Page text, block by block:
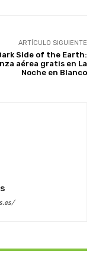
ARTÍCULO SIGUIENTE
Side of the Earth:
aérea gratis en La
Noche en Blanco